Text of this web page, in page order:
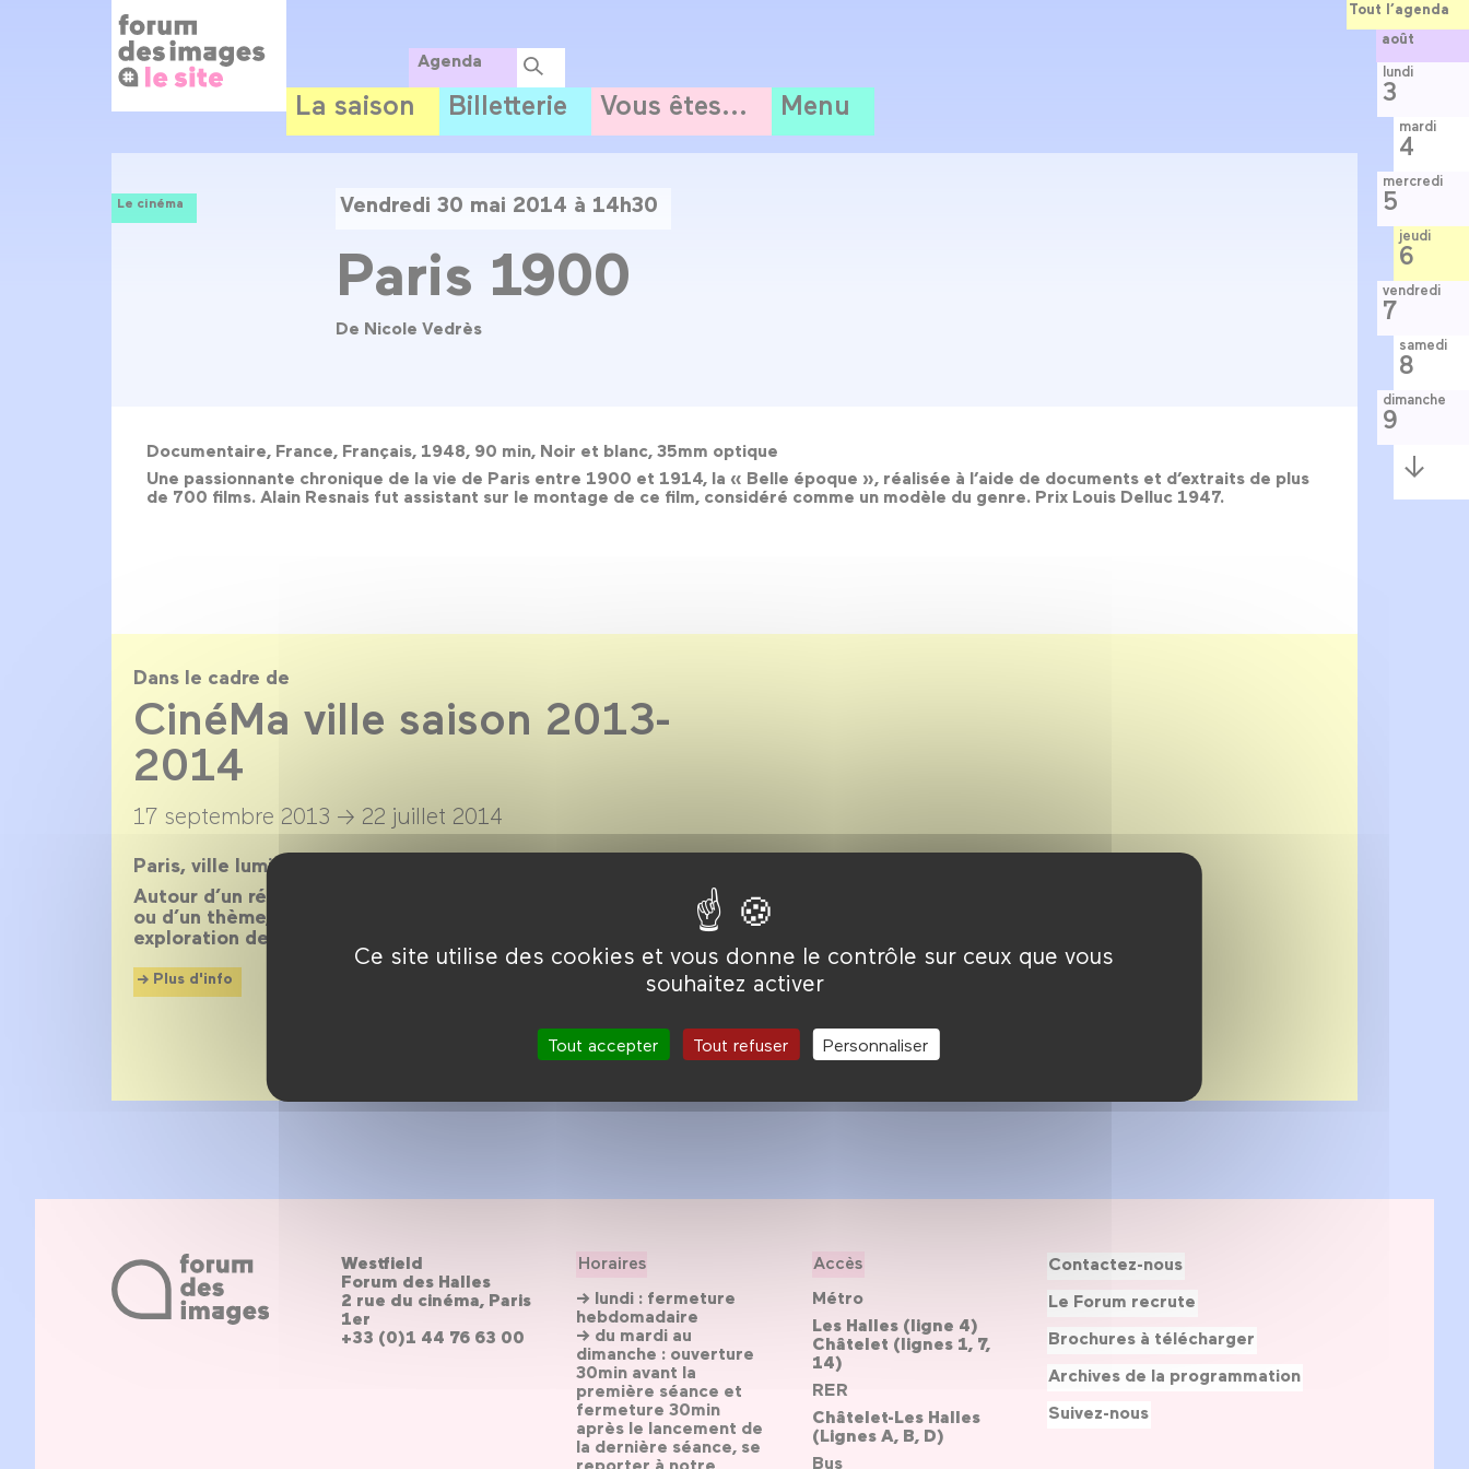
Ce site utilise des cookies et vous donne le contrôle sur ceux que vous
souhaitez activer
Tout accepter Tout refuser Personnaliser
Agenda
La saison Billetterie Vous êtes... Menu
Le cinéma Vendredi 30 mai 2014 à 14h30
Paris 1900
De Nicole Vedrès
Documentaire, France, Français, 1948, 90 min, Noir et blanc, 35mm optique
Une passionnante chronique de la vie de Paris entre 1900 et 1914, la « Belle époque », réalisée à l’aide de documents et d’extraits de plus
de 700 films. Alain Resnais fut assistant sur le montage de ce film, considéré comme un modèle du genre. Prix Louis Delluc 1947.
Dans le cadre de
CinéMa ville saison 2013-
2014
17 septembre 2013 → 22 juillet 2014
Paris, ville lumière, ville cinéma, a inspiré des milliers de films.
Autour d’un réalisateur, d’un acteur, d’un quartier, d’une époque
ou d’un thème, CinéMa ville propose chaque mois une
exploration de ce qui palpite dans la cité.
Plus d'info
Tout l’agenda
août
lundi
3
mardi
4
mercredi
5
jeudi
6
vendredi
7
samedi
8
dimanche
9
Semaine
suivante
Westfield
Forum des Halles
2 rue du cinéma, Paris
1er
+33 (0)1 44 76 63 00
Horaires
→ lundi : fermeture
hebdomadaire
→ du mardi au
dimanche : ouverture
30min avant la
première séance et
fermeture 30min
après le lancement de
la dernière séance, se
Accès
Métro
Les Halles (ligne 4)
Châtelet (lignes 1, 7,
14)
RER
Châtelet-Les Halles
(Lignes A, B, D)
Bus
Contactez-nous
Le Forum recrute
Brochures à télécharger
Archives de la programmation
Suivez-nous